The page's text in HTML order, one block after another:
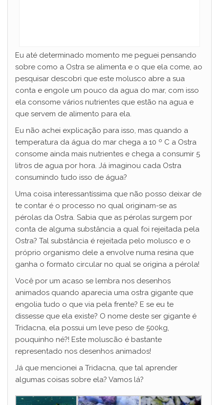
Eu até determinado momento me peguei pensando
sobre como a Ostra se alimenta e o que ela come, ao
pesquisar descobri que este molusco abre a sua
conta e engole um pouco da agua do mar, com isso
ela consome vários nutrientes que estão na agua e
que servem de alimento para ela.
Eu não achei explicação para isso, mas quando a
temperatura da água do mar chega a 10 º C a Ostra
consome ainda mais nutrientes e chega a consumir 5
litros de agua por hora. Já imaginou cada Ostra
consumindo tudo isso de água?
Uma coisa interessantíssima que não posso deixar de
te contar é o processo no qual originam-se as
pérolas da Ostra. Sabia que as pérolas surgem por
conta de alguma substância a qual foi rejeitada pela
Ostra? Tal substância é rejeitada pelo molusco e o
próprio organismo dele a envolve numa resina que
ganha o formato circular no qual se origina a pérola!
Você por um acaso se lembra nos desenhos
animados quando aparecia uma ostra gigante que
engolia tudo o que via pela frente? E se eu te
dissesse que ela existe? O nome deste ser gigante é
Tridacna, ela possui um leve peso de 500kg,
pouquinho né?! Este moluscão é bastante
representado nos desenhos animados!
Já que mencionei a Tridacna, que tal aprender
algumas coisas sobre ela? Vamos lá?